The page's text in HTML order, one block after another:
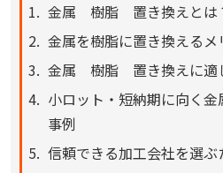
金属 樹脂 置き換えとは
金属を樹脂に置き換えるメ
金属 樹脂 置き換えに適
小ロット・短納期に向く
事例
信頼できる加工会社を選